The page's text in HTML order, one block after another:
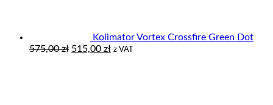
Kolimator Vortex Crossfire Green Dot
575,00zł Pierwotna
515,00 złAktualna
z VAT